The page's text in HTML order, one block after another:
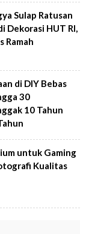
Sulap Ratusan
Dekorasi HUT RI,
Ramah
di DIY Bebas
30
10 Tahun
untuk Gaming
Kualitas